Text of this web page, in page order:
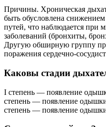
Причины. Хроническая
быть обусловлена
путей, что наблюдается при
заболеваний (бронхиты,
Другую обширную группу
поражения сердечно-
Каковы стадии
I степень — появление
степень — появление
степень — появление